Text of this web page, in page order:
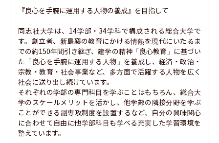
『良心を手腕に運用する人物の養成』を目指して
同志社大学は、14学部・34学科で構成される総合大学で
す。創立者、新島襄の教育にかける情熱を現代にいたるま
での約150年間引き継ぎ、建学の精神「良心教育」に基づい
た「良心を手腕に運用する人物」を養成し、経済・政治・
宗教・教育・社会事業など、多方面で活躍する人物を広く
社会に送り出し続けています。
それぞれの学部の専門科目を学ぶことはもちろん、総合大
学のスケールメリットを活かし、他学部の隣接分野を学ぶ
ことができる副専攻制度を設置するなど、自分の興味関心
に合わせて自由に他学部科目も学べる充実した学習環境を
整えています。